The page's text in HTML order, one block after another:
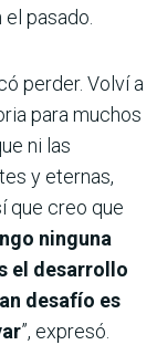
pasado.
perder. Volví a
para muchos
ni las
y eternas,
que creo que
ninguna
el desarrollo
desafío es
”, expresó.